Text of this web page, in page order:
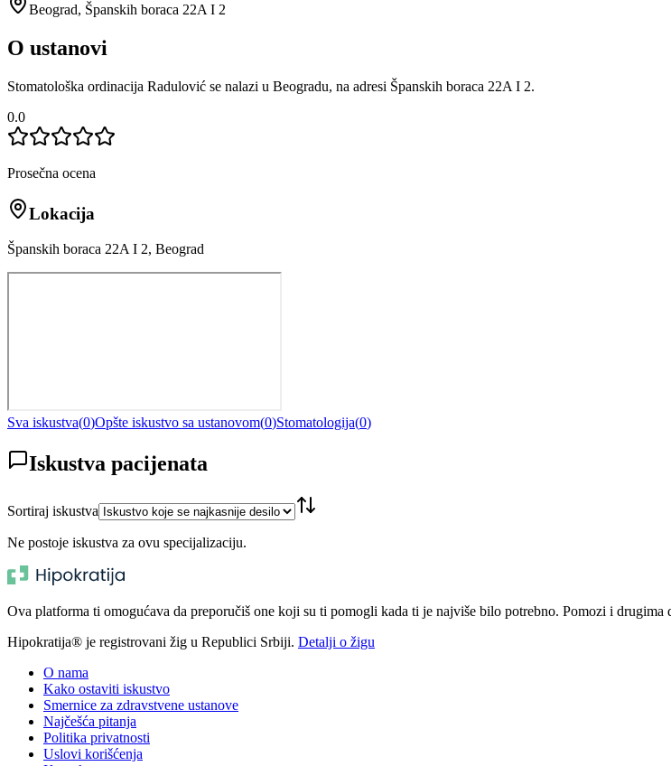
Beograd, Španskih boraca 22A I 2
O ustanovi
Stomatološka ordinacija Radulović se nalazi u Beogradu, na adresi Španskih boraca 22A I 2.
0.0
Prosečna ocena
Lokacija
Španskih boraca 22A I 2, Beograd
Sva iskustva(0)Opšte iskustvo sa ustanovom(0)Stomatologija(0)
Iskustva pacijenata
Sortiraj iskustva
Ne postoje iskustva za ovu specijalizaciju.
Ova platforma ti omogućava da preporučiš one koji su ti pomogli kada ti je najviše bilo potrebno. Pomozi i
Hipokratija® je registrovani žig u Republici Srbiji. Detalji o žigu
O nama
Kako ostaviti iskustvo
Smernice za zdravstvene ustanove
Najčešća pitanja
Politika privatnosti
Uslovi korišćenja